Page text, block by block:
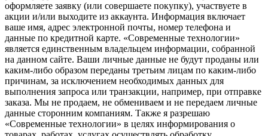
оформляете заявку (или совершаете покупку), участвуете в
акции и/или выходите из аккаунта. Информация включает
ваше имя, адрес электронной почты, номер телефона и
данные по кредитной карте. «Современные технологии»
является единственным владельцем информации, собранной
на данном сайте. Ваши личные данные не будут проданы или
каким-либо образом переданы третьим лицам по каким-либо
причинам, за исключением необходимых данных для
выполнения запроса или транзакции, например, при отправке
заказа. Мы не продаем, не обмениваем и не передаем личные
данные сторонним компаниям. Также я разрешаю
«Современные технологии» в целях информирования о